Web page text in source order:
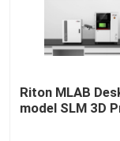
titanium 3d
Riton MLAB
model SLM 3D